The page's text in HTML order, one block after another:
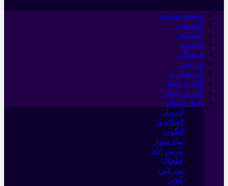
صفحه نخست
اقتصادی
اجتماعی
سیاسی
فرهنگی
ورزشی
گردشگری
گالری فیلم
گالری عکس
اخبار استان
اردبیل
اصلاندوز
انگوت
بیله سوار
پارس آباد
خلخال
سرعین
کوثر